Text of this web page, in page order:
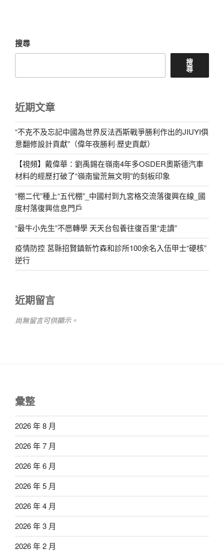
搜尋
搜
尋
近期文章
“不克不及忘記中國為世界反法西斯戰爭勝利作出的JIUYI俱
意翻修設計貢獻”（偉年夜勝利·歷史貢獻）
【視頻】戴偉華：劉禹錫在嶺南4年多OSDER奧斯德汽車
材料的經歷打破了“嶺南蠻荒無文明”的刻板印象
“棚二代”種上“五代棚”_中國村到九宮格交流落復興在線_國
度村落復興信息門戶
“最牛小先生”不愿轉學 天天台包養往復百里“走讀”
疫情防控 莒縣招賢鎮新竹森和診所100余名入伍甲士“硬核”
逆行
近期留言
尚無留言可供顯示。
彙整
2026 年 8 月
2026 年 7 月
2026 年 6 月
2026 年 5 月
2026 年 4 月
2026 年 3 月
2026 年 2 月